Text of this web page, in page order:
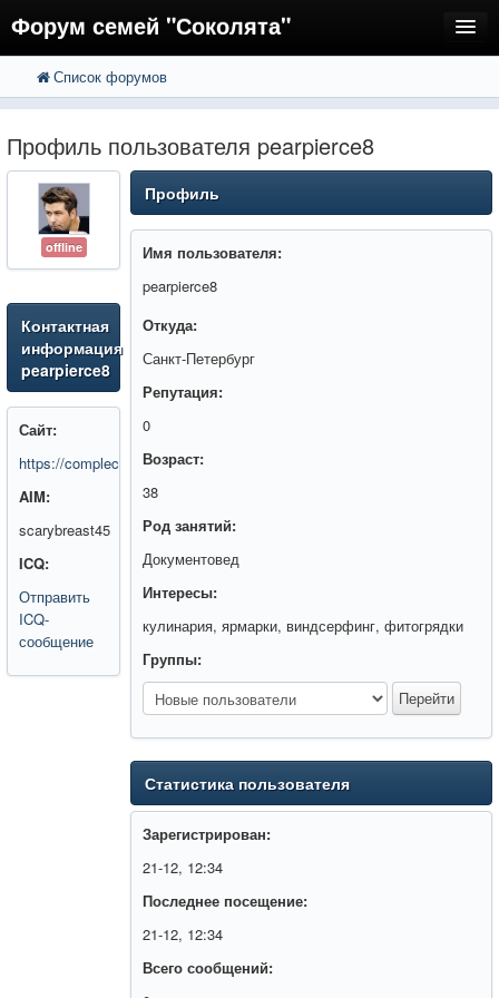
Форум семей "Соколята"
FAQ
Регистрация
Вход
Список форумов
Профиль пользователя pearpierce8
offline
Контактная
информация
pearpierce8
Сайт:
https://complecto.pro/
AIM:
scarybreast45
ICQ:
Отправить
ICQ-
сообщение
Профиль
Имя пользователя:
pearpierce8
Откуда:
Санкт-Петербург
Репутация:
0
Возраст:
38
Род занятий:
Документовед
Интересы:
кулинария, ярмарки, виндсерфинг, фитогрядки
Группы:
Статистика пользователя
Зарегистрирован:
21-12, 12:34
Последнее посещение:
21-12, 12:34
Всего сообщений: